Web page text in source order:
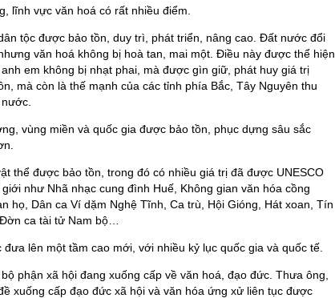
lĩnh vực văn hoá có rất nhiều điểm.
tộc được bảo tồn, duy trì, phát triển, nâng cao. Đất nước đổi
văn hoá không bị hoà tan, mai một. Điều này được thể hiện
em không bị nhạt phai, mà được gìn giữ, phát huy giá trị
mà còn là thế mạnh của các tỉnh phía Bắc, Tây Nguyên thu
vùng miền và quốc gia được bảo tồn, phục dựng sâu sắc
thể được bảo tồn, trong đó có nhiều giá trị đã được UNESCO
như Nhã nhạc cung đình Huế, Không gian văn hóa cồng
họ, Dân ca Ví dặm Nghệ Tĩnh, Ca trù, Hội Gióng, Hát xoan, Tín
ca tài tử Nam bộ…
lên một tầm cao mới, với nhiều kỷ lục quốc gia và quốc tế.
phận xã hội đang xuống cấp về văn hoá, đạo đức. Thưa ông,
xuống cấp đạo đức xã hội và văn hóa ứng xử liên tục được